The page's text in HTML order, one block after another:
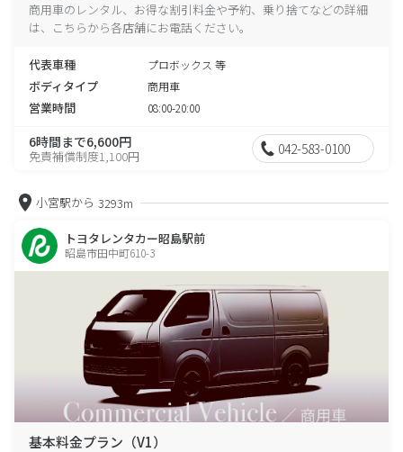
商用車のレンタル、お得な割引料金や予約、乗り捨てなどの詳細
は、こちらから各店舗にお電話ください。
代表車種 プロボックス 等
ボディタイプ 商用車
営業時間 08:00-20:00
6時間まで6,600円
免責補償制度1,100円 042-583-0100
小宮駅から 3293m
トヨタレンタカー昭島駅前
昭島市田中町610-3
基本料金プラン（V1）